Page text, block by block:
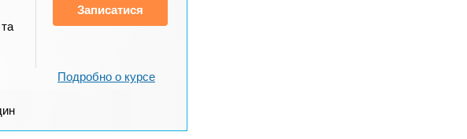
Записатися
Подробно о курсе